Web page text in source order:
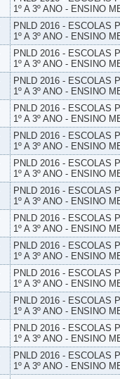
1º A 3º ANO - ENSINO
PNLD 2016 - ESCOLAS
1º A 3º ANO - ENSINO
PNLD 2016 - ESCOLAS
1º A 3º ANO - ENSINO
PNLD 2016 - ESCOLAS
1º A 3º ANO - ENSINO
PNLD 2016 - ESCOLAS
1º A 3º ANO - ENSINO
PNLD 2016 - ESCOLAS
1º A 3º ANO - ENSINO
PNLD 2016 - ESCOLAS
1º A 3º ANO - ENSINO
PNLD 2016 - ESCOLAS
1º A 3º ANO - ENSINO
PNLD 2016 - ESCOLAS
1º A 3º ANO - ENSINO
PNLD 2016 - ESCOLAS
1º A 3º ANO - ENSINO
PNLD 2016 - ESCOLAS
1º A 3º ANO - ENSINO
PNLD 2016 - ESCOLAS
1º A 3º ANO - ENSINO
PNLD 2016 - ESCOLAS
1º A 3º ANO - ENSINO
PNLD 2016 - ESCOLAS
1º A 3º ANO - ENSINO